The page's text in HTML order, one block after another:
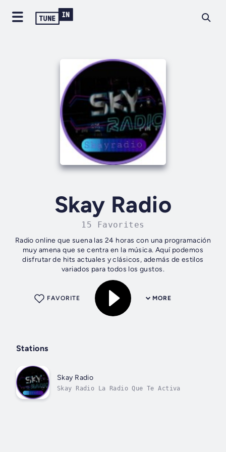
Skay Radio
15 Favorites
Radio online que suena las 24 horas con una programación
muy amena que se centra en la música. Aquí podemos
disfrutar de hits actuales y clásicos, además de estilos
variados para todos los gustos.
MORE
FAVORITE
Stations
Skay Radio
Skay Radio La Radio Que Te Activa